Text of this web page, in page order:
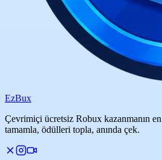
EzBux
Çevrimiçi ücretsiz Robux kazanmanın
tamamla, ödülleri topla, anında çek.